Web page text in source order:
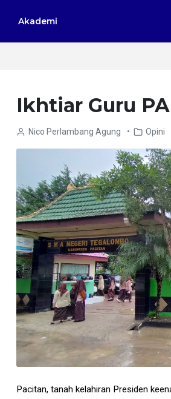
Akademi
Ikhtiar Guru
Nico Perlambang Agung • Opini
Pacitan, tanah kelahiran Presiden